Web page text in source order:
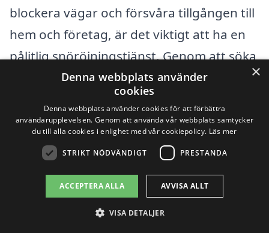
blockera vägar och försvåra tillgången till
hem och företag, är det viktigt att ha en
pålitlig snöröjningstjänst. Genom att söka
efter professionella snöröjningstjänster i
närliggande städer kan du snabbt få
hjälp. Tjänsterna som erbjuds inkluderar:
Snöröjning av uppfarter och
parkeringsplatser
Röjning av gångvägar
×
Denna webbplats använder
cookies
Denna webbplats använder cookies för att förbättra
användarupplevelsen. Genom att använda vår webbplats samtycker
du till alla cookies i enlighet med vår cookiepolicy. Läs mer
STRIKT NÖDVÄNDIGT PRESTANDA
ACCEPTERA ALLA AVVISA ALLT
VISA DETALJER